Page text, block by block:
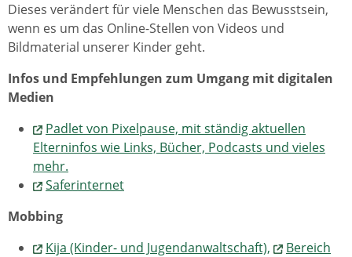
Dieses verändert für viele Menschen das Bewusstsein,
wenn es um das Online-Stellen von Videos und
Bildmaterial unserer Kinder geht.
Infos und Empfehlungen zum Umgang mit digitalen
Medien
Padlet von Pixelpause, mit ständig aktuellen
Elterninfos wie Links, Bücher, Podcasts und vieles
mehr.
Saferinternet
Mobbing
Kija (Kinder- und Jugendanwaltschaft),
Bereich